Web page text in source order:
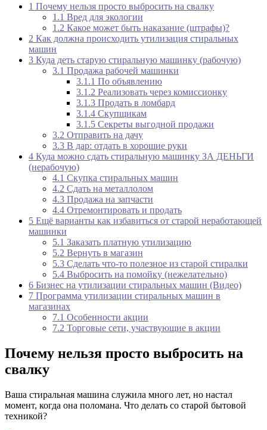
1 Почему нельзя просто выбросить на свалку
1.1 Вред для экологии
1.2 Какое может быть наказание (штрафы)?
2 Как должна происходить утилизация стиральных
машин
3 Куда деть старую стиральную машинку (рабочую)
3.1 Продажа рабочей машинки
3.1.1 По объявлению
3.1.2 Реализовать через комиссионку
3.1.3 Продать в ломбард
3.1.4 Скупщикам
3.1.5 Секреты выгодной продажи
3.2 Отправить на дачу
3.3 В дар: отдать в хорошие руки
4 Куда можно сдать стиральную машинку ЗА ДЕНЬГИ
(нерабочую)
4.1 Скупка стиральных машин
4.2 Сдать на металлолом
4.3 Продажа на запчасти
4.4 Отремонтировать и продать
5 Ещё варианты как избавиться от старой неработающей
машинки
5.1 Заказать платную утилизацию
5.2 Вернуть в магазин
5.3 Сделать что-то полезное из старой стиралки
5.4 Выбросить на помойку (нежелательно)
6 Бизнес на утилизации стиральных машин (Видео)
7 Программа утилизации стиральных машин в
магазинах
7.1 Особенности акции
7.2 Торговые сети, участвующие в акции
Почему нельзя просто выбросить на
свалку
Ваша стиральная машина служила много лет, но настал
момент, когда она поломана. Что делать со старой бытовой
техникой?